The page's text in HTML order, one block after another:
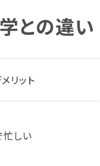
との違い
リット
忙しい